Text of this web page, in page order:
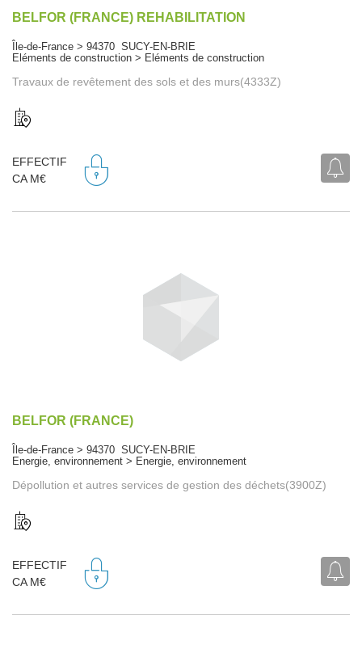
BELFOR (FRANCE) REHABILITATION
Île-de-France > 94370 SUCY-EN-BRIE
Eléments de construction > Eléments de construction
Travaux de revêtement des sols et des murs(4333Z)
EFFECTIF
CA M€
BELFOR (FRANCE)
Île-de-France > 94370 SUCY-EN-BRIE
Energie, environnement > Energie, environnement
Dépollution et autres services de gestion des déchets(3900Z)
EFFECTIF
CA M€